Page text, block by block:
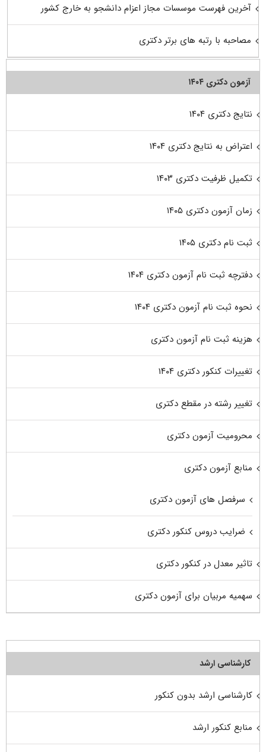
آخرین فهرست موسسات مجاز اعزام دانشجو به خارج کشور
مصاحبه با رتبه های برتر دکتری
آزمون دکتری ۱۴۰۴
نتایج دکتری ۱۴۰۴
اعتراض به نتایج دکتری ۱۴۰۴
تکمیل ظرفیت دکتری ۱۴۰۳
زمان آزمون دکتری ۱۴۰۵
ثبت نام دکتری ۱۴۰۵
دفترچه ثبت نام آزمون دکتری ۱۴۰۴
نحوه ثبت نام آزمون دکتری ۱۴۰۴
هزینه ثبت نام آزمون دکتری
تغییرات کنکور دکتری ۱۴۰۴
تغییر رشته در مقطع دکتری
محرومیت آزمون دکتری
منابع آزمون دکتری
سرفصل های آزمون دکتری
ضرایب دروس کنکور دکتری
تاثیر معدل در کنکور دکتری
سهمیه مربیان برای آزمون دکتری
کارشناسی ارشد
کارشناسی ارشد بدون کنکور
منابع کنکور ارشد